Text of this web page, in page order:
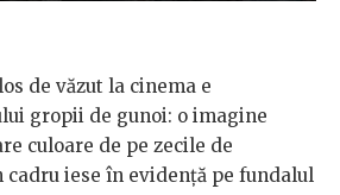
de văzut la cinema e
gropii de gunoi: o imagine
culoare de pe zecile de
iese în evidență pe fundalul